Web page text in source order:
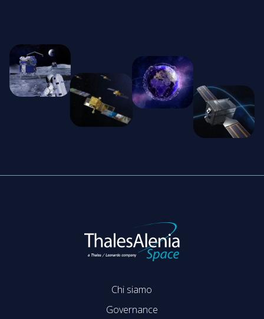
Chi siamo
Governance